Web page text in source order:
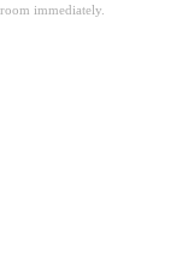
room immediately.